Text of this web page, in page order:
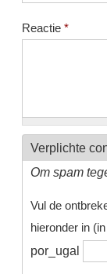
Reactie *
Verplichte
Om spam
Vul de
hieronder in
por_ugal